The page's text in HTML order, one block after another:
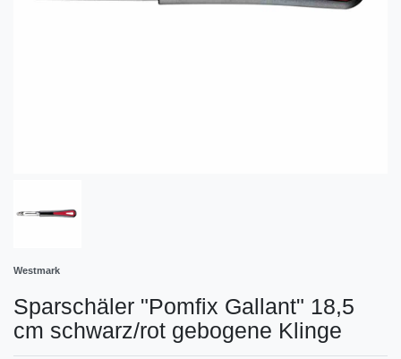
Westmark
Sparschäler "Pomfix Gallant" 18,5
cm schwarz/rot gebogene Klinge